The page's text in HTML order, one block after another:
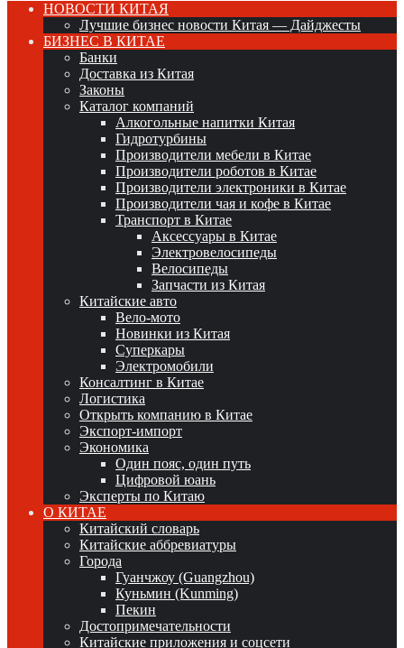
НОВОСТИ КИТАЯ
Лучшие бизнес новости Китая — Дайджесты
БИЗНЕС В КИТАЕ
Банки
Доставка из Китая
Законы
Каталог компаний
Алкогольные напитки Китая
Гидротурбины
Производители мебели в Китае
Производители роботов в Китае
Производители электроники в Китае
Производители чая и кофе в Китае
Транспорт в Китае
Аксессуары в Китае
Электровелосипеды
Велосипеды
Запчасти из Китая
Китайские авто
Вело-мото
Новинки из Китая
Суперкары
Электромобили
Консалтинг в Китае
Логистика
Открыть компанию в Китае
Экспорт-импорт
Экономика
Один пояс, один путь
Цифровой юань
Эксперты по Китаю
О КИТАЕ
Китайский словарь
Китайские аббревиатуры
Города
Гуанчжоу (Guangzhou)
Куньмин (Kunming)
Пекин
Достопримечательности
Китайские приложения и соцсети